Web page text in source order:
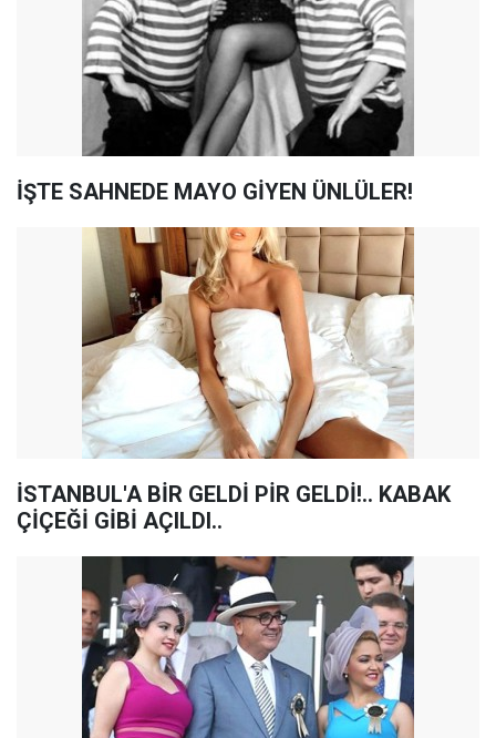
İŞTE SAHNEDE MAYO GİYEN ÜNLÜLER!
İSTANBUL'A BİR GELDİ PİR GELDİ!.. KABAK
ÇİÇEĞİ GİBİ AÇILDI..